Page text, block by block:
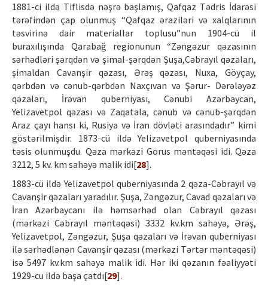
1881-ci ildə Tiflisdə nəşrə başlamış, Qafqaz Tədris İdarəsi
tərəfindən çap olunmuş “Qafqaz əraziləri və xalqlarının
təsvirinə dair materiallar toplusu”nun 1904-cü il
buraxılışında Qarabağ regionunun “Zəngəzur qəzasının
sərhədləri şərqdən və şimal-şərqdən Şuşa,Cəbrayıl qəzaları,
şimaldan Cavanşir qəzası, Ərəş qəzası, Nuxa, Göyçay,
qərbdən və cənub-qərbdən Naxçıvan və Şərur- Dərələyəz
qəzaları, İrəvan quberniyası, Cənubi Azərbaycan,
Yelizavetpol qəzası və Zaqatala, cənub və cənub-şərqdən
Araz çayı hansı ki, Rusiya və İran dövləti arasındadır” kimi
göstərilmişdir. 1873-cü ildə Yelizavetpol quberniyasında
təsis olunmuşdu. Qəza mərkəzi Gorus məntəqəsi idi. Qəza
3212, 5 kv. km sahəyə malik idi[28].
1883-cü ildə Yelizavetpol quberniyasında 2 qəza-Cəbrayıl və
Cavanşir qəzaları yaradılır. Şuşa, Zəngəzur, Cavad qəzaları və
İran Azərbaycanı ilə həmsərhəd olan Cəbrayıl qəzası
(mərkəzi Cəbrayıl məntəqəsi) 3332 kv.km sahəyə, Ərəş,
Yelizavetpol, Zəngəzur, Şuşa qəzaları və İrəvan quberniyası
ilə sərhədlənən Cavanşir qəzası (mərkəzi Tərtər məntəqəsi)
isə 5497 kv.km sahəyə malik idi. Hər iki qəzanın fəaliyyəti
1929-cu ildə başa çatdı[29].